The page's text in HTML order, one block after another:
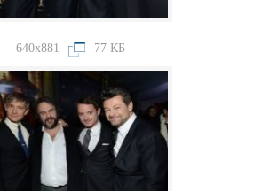
640x881 77 КБ